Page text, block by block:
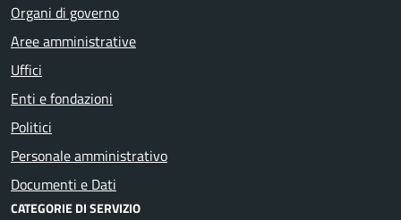
Organi di governo
Aree amministrative
Uffici
Enti e fondazioni
Politici
Personale amministrativo
Documenti e Dati
CATEGORIE DI SERVIZIO